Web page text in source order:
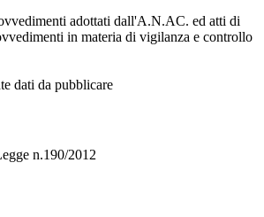
adottati dall'A.N.AC. ed atti di
in materia di vigilanza e controllo
dati da pubblicare
n.190/2012